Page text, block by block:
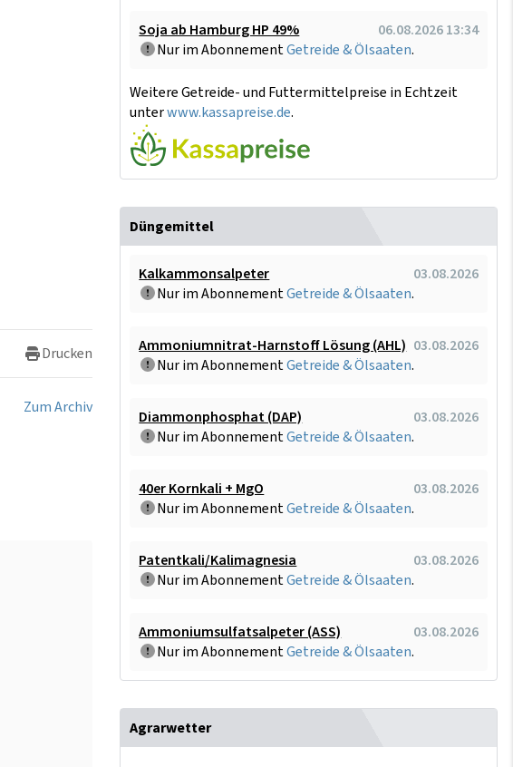
Drucken
Zum Archiv
Soja ab Hamburg HP 49%
06.08.2026 13:34
Nur im AbonnementGetreide & Ölsaaten.
Weitere Getreide- und Futtermittelpreise in Echtzeit
unterwww.kassapreise.de.
Düngemittel
Kalkammonsalpeter
03.08.2026
Nur im AbonnementGetreide & Ölsaaten.
Ammoniumnitrat-Harnstoff Lösung (AHL) 03.08.2026
Nur im AbonnementGetreide & Ölsaaten.
Diammonphosphat (DAP)
03.08.2026
Nur im AbonnementGetreide & Ölsaaten.
40er Kornkali + MgO
03.08.2026
Nur im AbonnementGetreide & Ölsaaten.
Patentkali/Kalimagnesia
03.08.2026
Nur im AbonnementGetreide & Ölsaaten.
Ammoniumsulfatsalpeter (ASS)
03.08.2026
Nur im AbonnementGetreide & Ölsaaten.
Agrarwetter